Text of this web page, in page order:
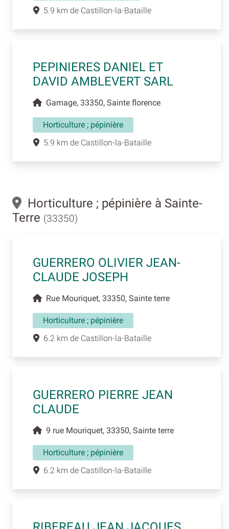
5.9 km de Castillon-la-Bataille
PEPINIERES DANIEL ET
DAVID AMBLEVERT SARL
Gamage, 33350, Sainte florence
Horticulture ; pépinière
5.9 km de Castillon-la-Bataille
Horticulture ; pépinière à Sainte-
Terre (33350)
GUERRERO OLIVIER JEAN-
CLAUDE JOSEPH
Rue Mouriquet, 33350, Sainte terre
Horticulture ; pépinière
6.2 km de Castillon-la-Bataille
GUERRERO PIERRE JEAN
CLAUDE
9 rue Mouriquet, 33350, Sainte terre
Horticulture ; pépinière
6.2 km de Castillon-la-Bataille